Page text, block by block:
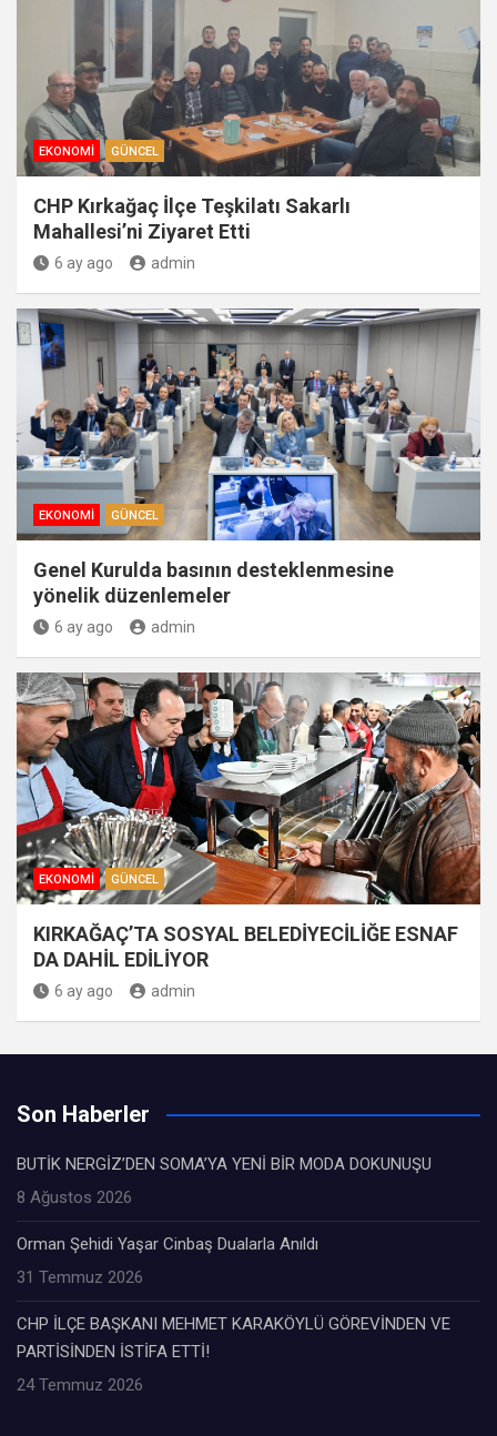
EKONOMI GÜNCEL
CHP Kırkağaç İlçe Teşkilatı Sakarlı
Mahallesi’ni Ziyaret Etti
6 ay ago admin
EKONOMI GÜNCEL
Genel Kurulda basının desteklenmesine
yönelik düzenlemeler
6 ay ago admin
EKONOMI GÜNCEL
KIRKAĞAÇ’TA SOSYAL BELEDİYECİLİĞE ESNAF
DA DAHİL EDİLİYOR
6 ay ago admin
Son Haberler
BUTİK NERGİZ’DEN SOMA’YA YENİ BİR MODA DOKUNUŞU
8 Ağustos 2026
Orman Şehidi Yaşar Cinbaş Dualarla Anıldı
31 Temmuz 2026
CHP İLÇE BAŞKANI MEHMET KARAKÖYLÜ GÖREVİNDEN VE
PARTİSİNDEN İSTİFA ETTİ!
24 Temmuz 2026